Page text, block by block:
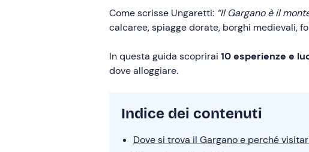
Come scrisse Ungaretti: “Il Gargano è il
calcaree, spiagge dorate, borghi medievali,
In questa guida scoprirai 10 esperienze e
dove alloggiare.
Indice dei contenuti
Dove si trova il Gargano e perché